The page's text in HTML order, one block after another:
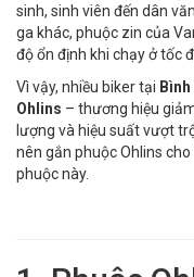
sinh, sinh viên đến dân
ga khác, phuộc zin của
độ ổn định khi chạy ở tốc
Vì vậy, nhiều biker tại
Ohlins – thương hiệu
lượng và hiệu suất vượt
nên gắn phuộc Ohlins
phuộc này.